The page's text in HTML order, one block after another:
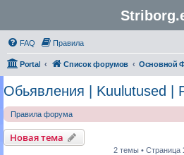
FAQ Правила
Portal Список форумов Основной
Обьявления | Kuulutused |
Правила форума
Новая тема
2 темы • Страница